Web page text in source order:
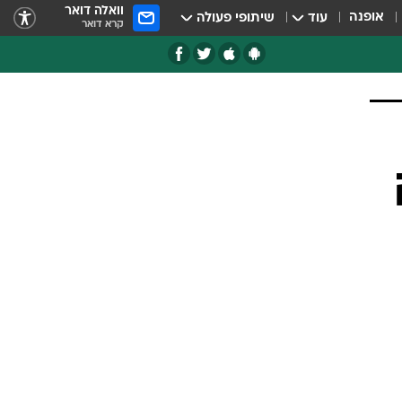
אופנה עוד שיתופי פעולה וואלה דואר
קרא דואר